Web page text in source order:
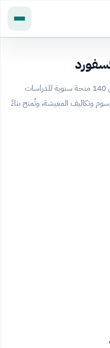
منحة كلارندون أوكسفورد تقدم حوالي 140 منحة سنوية للدراسات
وتكاليف المعيشة، وتُمنح بناءً